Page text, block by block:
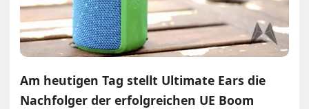
Am heutigen Tag stellt Ultimate Ears die
Nachfolger der erfolgreichen UE Boom